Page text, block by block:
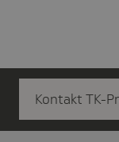
Kontakt TK-